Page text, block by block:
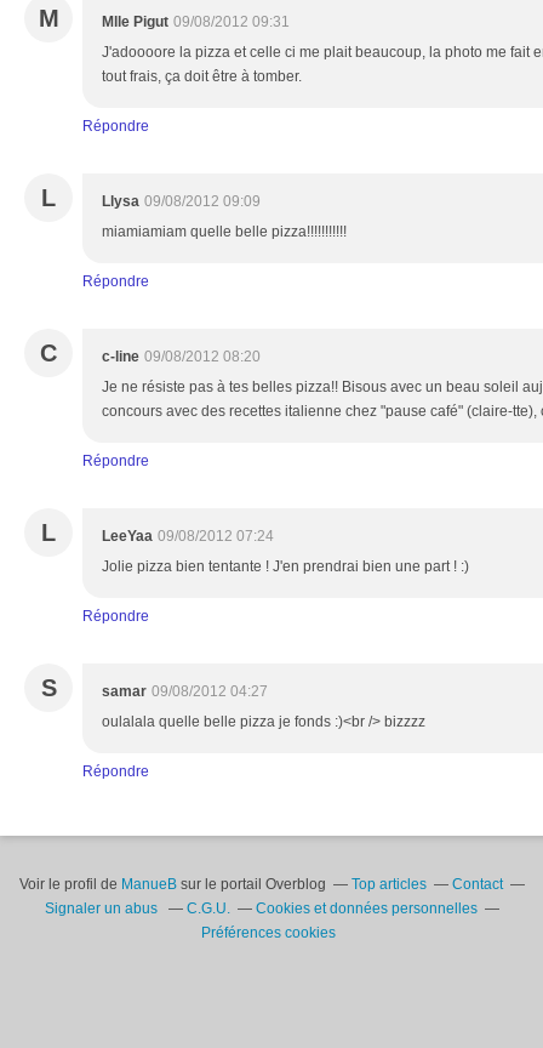
M Mlle Pigut 09/08/2012 09:31
J'adoooore la pizza et celle ci me plait beaucoup, la photo me fait
tout frais, ça doit être à tomber.
Répondre
L Llysa 09/08/2012 09:09
miamiamiam quelle belle pizza!!!!!!!!!!!
Répondre
C c-line 09/08/2012 08:20
Je ne résiste pas à tes belles pizza!! Bisous avec un beau soleil
concours avec des recettes italienne chez "pause café" (claire-tte),
Répondre
L LeeYaa 09/08/2012 07:24
Jolie pizza bien tentante ! J'en prendrai bien une part ! :)
Répondre
S samar 09/08/2012 04:27
oulalala quelle belle pizza je fonds :)<br /> bizzzz
Répondre
Voir le profil de ManueBsur le portail Overblog Top articles
Contact
Signaler un abus
C.G.U.
Cookies et données personnelles
Préférences cookies